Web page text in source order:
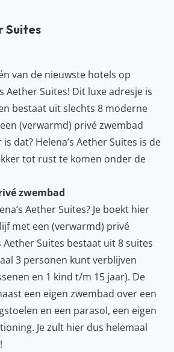
Suites
van de nieuwste hotels op
Aether Suites! Dit luxe adresje is
bestaat uit slechts 8 moderne
(verwarmd) privé zwembad
dat? Helena’s Aether Suites is de
tot rust te komen onder de
zwembad
Aether Suites? Je boekt hier
met een (verwarmd) privé
Aether Suites bestaat uit 8 suites
3 personen kunt verblijven
en 1 kind t/m 15 jaar). De
een eigen zwembad over een
en een parasol, een eigen
Je zult hier dus helemaal